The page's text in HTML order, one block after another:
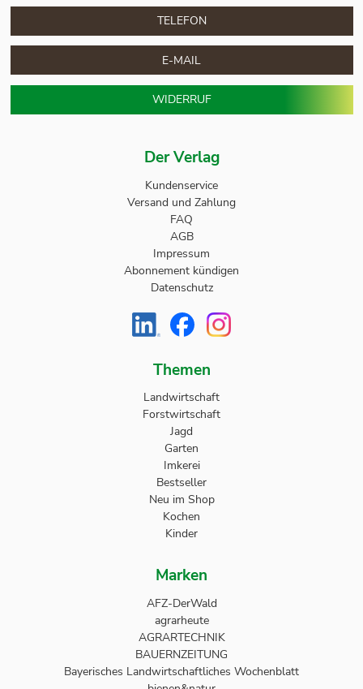
Der Verlag
Kundenservice
Versand und Zahlung
FAQ
AGB
Impressum
Abonnement kündigen
Datenschutz
Themen
Landwirtschaft
Forstwirtschaft
Jagd
Garten
Imkerei
Bestseller
Neu im Shop
Kochen
Kinder
Marken
AFZ-DerWald
agrarheute
AGRARTECHNIK
BAUERNZEITUNG
Bayerisches Landwirtschaftliches Wochenblatt
TELEFON
E-MAIL
WIDERRUF